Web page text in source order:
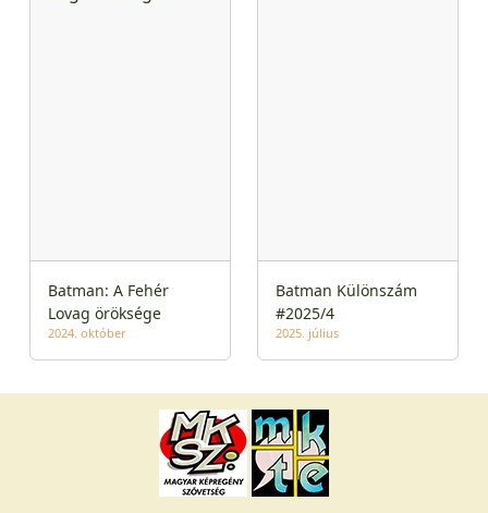
Batman: A Fehér
Lovag öröksége
2024. október
Batman Különszám
#2025/4
2025. július